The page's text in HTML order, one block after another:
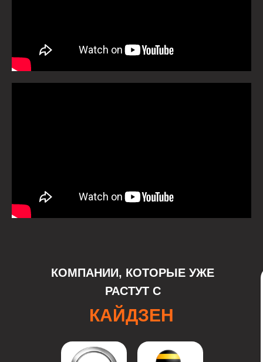
КОМПАНИИ, КОТОРЫЕ УЖЕ
РАСТУТ С
КАЙДЗЕН